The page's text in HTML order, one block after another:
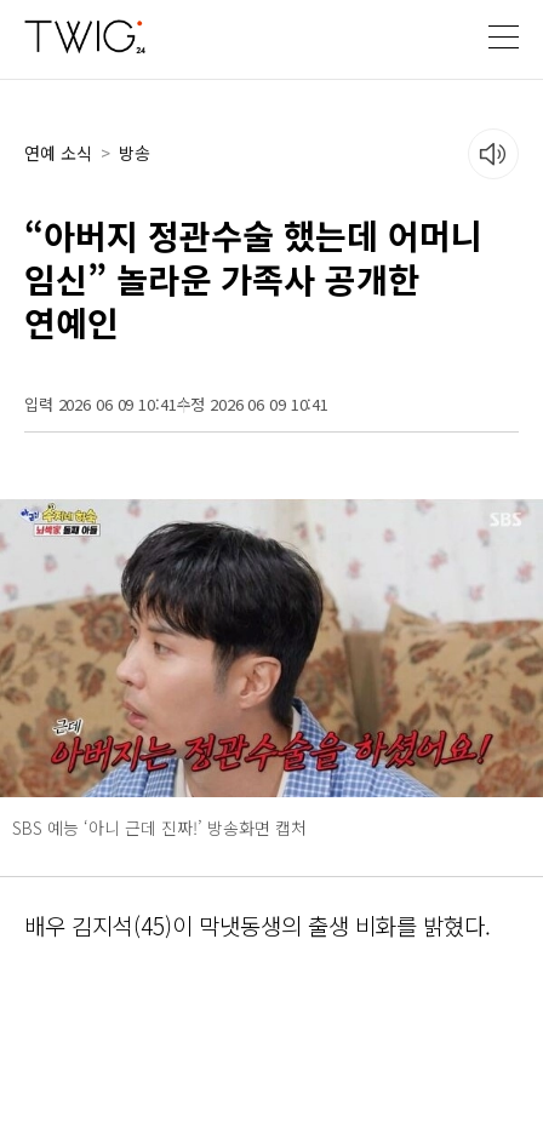
연예 소식 > 방송
“아버지 정관수술 했는데 어머니
임신” 놀라운 가족사 공개한
연예인
입력 2026 06 09 10:41수정 2026 06 09 10:41
SBS 예능 ‘아니 근데 진짜!’ 방송화면 캡처
배우 김지석(45)이 막냇동생의 출생 비화를 밝혔다.